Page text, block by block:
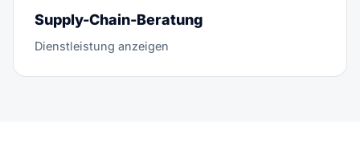
Supply-Chain-Beratung
Dienstleistung anzeigen